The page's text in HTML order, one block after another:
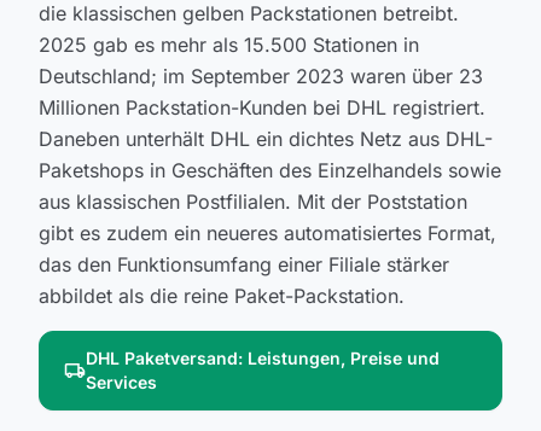
die klassischen gelben Packstationen betreibt.
2025 gab es mehr als 15.500 Stationen in
Deutschland; im September 2023 waren über 23
Millionen Packstation-Kunden bei DHL registriert.
Daneben unterhält DHL ein dichtes Netz aus DHL-
Paketshops in Geschäften des Einzelhandels sowie
aus klassischen Postfilialen. Mit der Poststation
gibt es zudem ein neueres automatisiertes Format,
das den Funktionsumfang einer Filiale stärker
abbildet als die reine Paket-Packstation.
local_shippingDHL Paketversand: Leistungen, Preise und
Services